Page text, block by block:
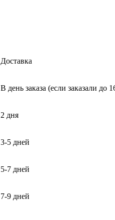
Доставка
В день заказа (если заказали
2 дня
3-5 дней
5-7 дней
7-9 дней